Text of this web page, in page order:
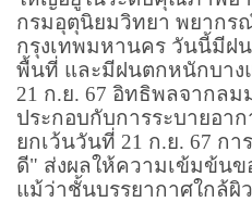
กรมอุตุนิยมวิทยา พยาก
กรุงเทพมหานคร วันนี้มีฝ
พื้นที่ และมีฝนตกหนักบาง
21 ก.ย. 67 อิทธิพลจากลม
ประกอบกับการระบายอา
ยกเว้นวันที่ 21 ก.ย. 67 ก
ดี" ส่งผลให้ความเข้มข้นข
แม้ว่าชั้นบรรยากาศใกล้